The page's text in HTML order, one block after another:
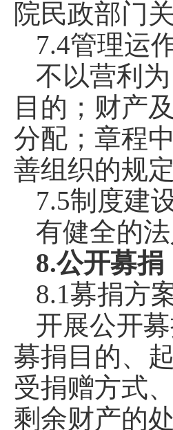
院民政部门
7.4管理运
不以营利
目的；财产
分配；章程
善组织的规定
7.5制度建
有健全的
8.公开募捐
8.1募捐方
开展公开
募捐目的、
受捐赠方式
剩余财产的处